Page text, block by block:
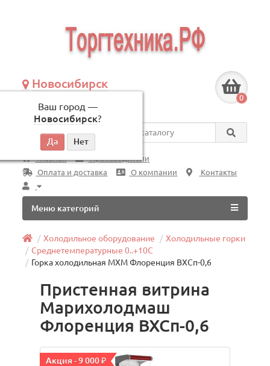
Новосибирск
Ваш город —
Новосибирск?
по будням, с 09:00 до 18:00
0
Везде
Главная
Производители
Оплата и доставка
О компании Контакты
Меню категорий
Холодильное оборудование
Холодильные горки
Среднетемпературные 0..+10C
Горка холодильная МХМ Флоренция ВХСп-0,6
Пристенная витрина
Марихолодмаш
Флоренция ВХСп-0,6
Акция - 9 000 ₽